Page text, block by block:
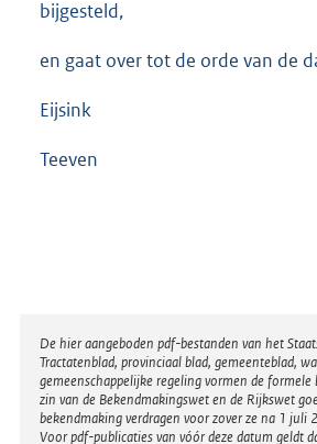
bijgesteld,
en gaat over tot de orde van de
Eijsink
Teeven
Disclaimer
De hier aangeboden pdf-bestanden van het
Tractatenblad, provinciaal blad, gemeenteblad,
gemeenschappelijke regeling vormen de
zin van de Bekendmakingswet en de Rijkswet
bekendmaking verdragen voor zover ze na 1 juli
Voor pdf-publicaties van vóór deze datum geldt